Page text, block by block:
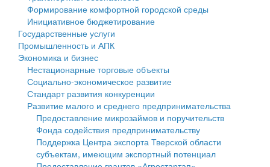
Государственные услуги
Промышленность и АПК
Экономика и бизнес
Символика
Устав
Гостям округа
Туризм
Культура
Образование
Здравоохранение
муниципального округа Тверской области
Администрация Кашинского муниципального округа
Тверской области
Управление сельскими территориями
Открытые данные
Работа с обращениями граждан
Муниципальный контроль
Финансовое управление
Бюджет для граждан
Имущество
Выявление правообладателей ранее учтенных
объектов недвижимости
Имущественная поддержка субъектов малого и
среднего предпринимательства
Формирование комфортной городской среды
Инициативное бюджетирование
Государственные услуги
Промышленность и АПК
Экономика и бизнес
Нестационарные торговые объекты
Социально-экономическое развитие
Стандарт развития конкуренции
Развитие малого и среднего предпринимательства
Предоставление микрозаймов и поручительств
Фонда содействия предпринимательству
Поддержка Центра экспорта Тверской области
субъектам, имеющим экспортный потенциал